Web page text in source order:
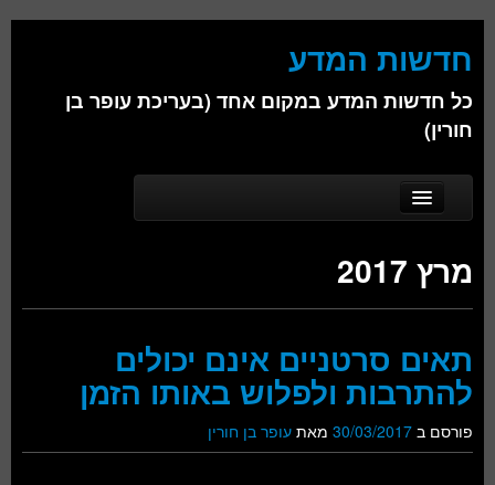
חדשות המדע
כל חדשות המדע במקום אחד (בעריכת עופר בן
חורין)
Main menu
Skip to primary content
Skip to secondary content
אודות
כימיה
פיזיקה
חברה
מרץ 2017
תאים סרטניים אינם יכולים
להתרבות ולפלוש באותו הזמן
פורסם ב 30/03/2017 מאת עופר בן חורין